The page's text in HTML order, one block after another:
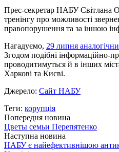
Прес-секретар НАБУ Світлана
тренінгу про можливості
правопорушення та за іншою
Нагадуємо, 29 липня
Згодом подібні інформаційно-
проводитимуться й в інших
Харкові та Києві.
Джерело: Сайт НАБУ
Теги: корупція
Попередня новина
Цветы семьи Перепятенко
Наступна новина
НАБУ є найефективнішою